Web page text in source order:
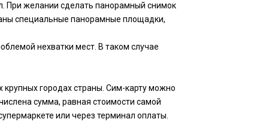
При желании сделать панорамный снимок
специальные панорамные площадки,
нехватки мест. В таком случае
крупных городах страны. Сим-карту можно
сумма, равная стоимости самой
или через терминал оплаты.